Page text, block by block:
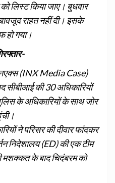
लिस्ट किया जाए। बुधवार
राहत नहीं दी। इसके
हो गया।
(INX Media Case)
सीबीआई की 30 अधिकारियों
के अधिकारियों के साथ जोर
ने परिसर की दीवार फांदकर
निदेशालय (ED) की एक टीम
मशक्कत के बाद चिदंबरम को